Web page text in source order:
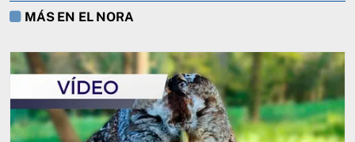
MÁS EN EL NORA